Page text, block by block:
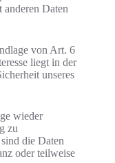
anderen Daten
von Art. 6
liegt in der
unseres
wieder
zu
die Daten
oder teilweise